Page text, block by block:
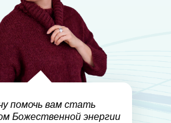
помочь вам стать
Божественной энергии